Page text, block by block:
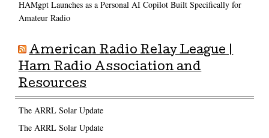
HAMgpt Launches as a Personal AI Copilot Built Specifically for
Amateur Radio
American Radio Relay League |
Ham Radio Association and
Resources
The ARRL Solar Update
The ARRL Solar Update